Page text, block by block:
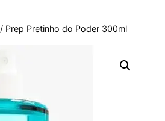
/ Prep Pretinho do Poder 300ml